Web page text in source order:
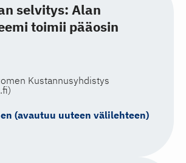
selvitys: Alan
toimii pääosin
Kustannusyhdistys
(avautuu uuteen välilehteen)